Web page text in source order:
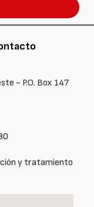
- P.O. Box 147
y tratamiento